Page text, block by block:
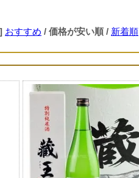
おすすめ / 価格が安い順 / 新着順